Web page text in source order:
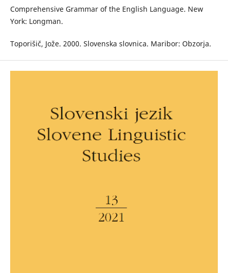
Comprehensive Grammar of the English Language. New
York: Longman.
Toporišič, Jože. 2000. Slovenska slovnica. Maribor: Obzorja.